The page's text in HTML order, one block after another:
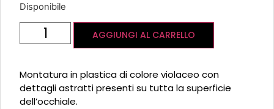
Disponibile
AGGIUNGI AL CARRELLO
Montatura in plastica di colore violaceo con
dettagli astratti presenti su tutta la superficie
dell’occhiale.